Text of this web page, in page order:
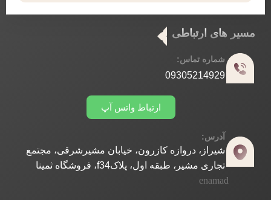
مسیر های ارتباطی
شماره تماس:
09305214929
ارتباط واتس آپ
آدرس:
شیراز، دروازه کازرون، خیابان مشیرشرقی، مجتمع
تجاری مشیر، طبقه اول، پلاکf34، فروشگاه ثمینا
enamad